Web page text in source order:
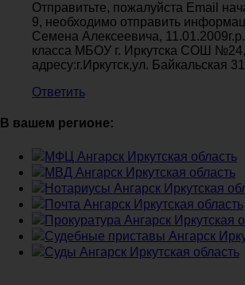
Отправитьте, пожалуйста Email
9, необходимо отправить
Семена Алексеевича,
класса МБОУ г. Иркутска СОШ
адресу:г.Иркутск,ул. Байкальская
Ответить
В вашем регионе:
МФЦ Ангарск Иркутская область
МВД Ангарск Иркутская область
Нотариусы Ангарск Иркутская
Почта Ангарск Иркутская область
Прокуратура Ангарск Иркутская
Судебные приставы Ангарск
Суды Ангарск Иркутская область